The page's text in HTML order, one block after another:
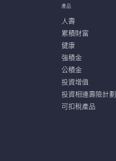
產品
人壽
累積財富
健康
強積金
公積金
投資增值
投資相連壽險計劃
可扣稅產品